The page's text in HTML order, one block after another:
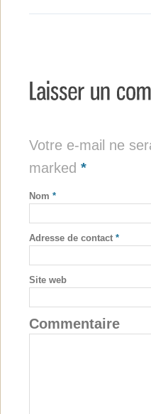
Votre e-mail ne
marked *
Nom *
Adresse de contact *
Site web
Commentaire